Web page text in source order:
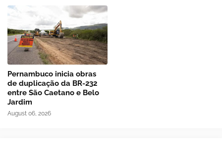
Pernambuco inicia obras
de duplicação da BR-232
entre São Caetano e Belo
Jardim
August 06, 2026